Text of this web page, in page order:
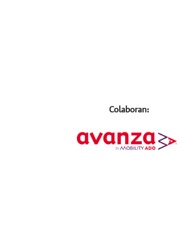
Colaboran: